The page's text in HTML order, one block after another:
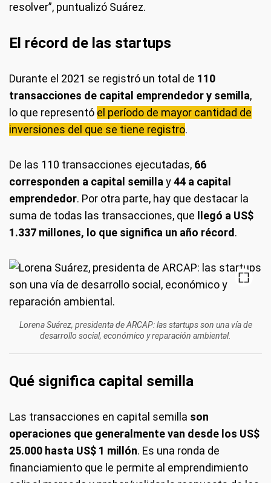
resolver”, puntualizó Suárez.
El récord de las startups
Durante el 2021 se registró un total de 110
transacciones de capital emprendedor y semilla,
lo que representó el período de mayor cantidad de
inversiones del que se tiene registro.
De las 110 transacciones ejecutadas, 66
corresponden a capital semillay44 a capital
emprendedor. Por otra parte, hay que destacar la
suma de todas las transacciones, que
llegó a US$
1.337 millones, lo que significa un año récord.
Lorena Suárez, presidenta de ARCAP: las startups son una vía de
desarrollo social, económico y reparación ambiental.
Qué significa capital semilla
Las transacciones en capital semilla son
operaciones que generalmente van desde los US$
25.000 hasta US$ 1 millón. Es una ronda de
financiamiento que le permite al emprendimiento